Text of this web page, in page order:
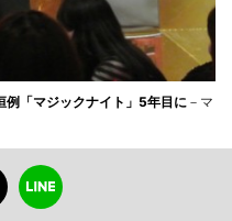
例「マジックナイト」5年目に －マ